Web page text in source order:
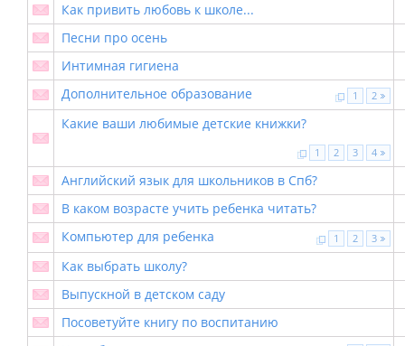
Как привить любовь к школе...
Песни про осень
Интимная гигиена
Дополнительное образование
1 2
Какие ваши любимые детские книжки?
1 2 3 4
Английский язык для школьников в Спб?
В каком возрасте учить ребенка читать?
Компьютер для ребенка
1 2 3
Как выбрать школу?
Выпускной в детском саду
Посоветуйте книгу по воспитанию